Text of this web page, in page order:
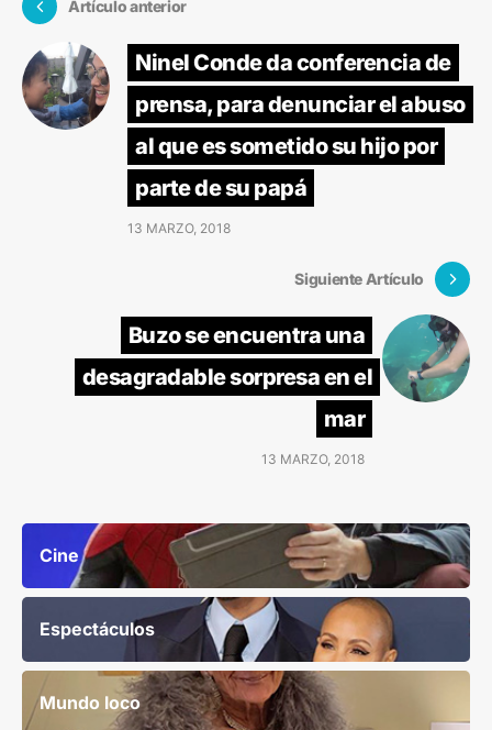
Artículo anterior
Ninel Conde da conferencia de
prensa, para denunciar el abuso
al que es sometido su hijo por
parte de su papá
13 MARZO, 2018
Siguiente Artículo
Buzo se encuentra una
desagradable sorpresa en el
mar
13 MARZO, 2018
Cine
Espectáculos
Mundo loco